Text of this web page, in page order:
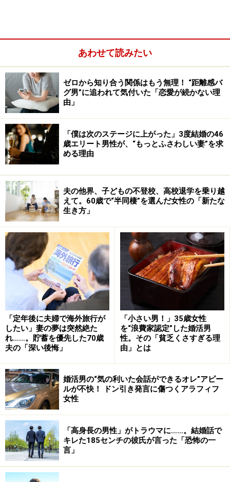
が……。
母と妹は、「身勝手で、家事もできないい
いかげんな人間」
――マユさんは、実家にお住まいなんですよね。
マユ：ええ。5年前に父が亡くなって、今は母と妹と3人
で住んでいます。妹は1回結婚したんだけど、3年足らず
で戻ってきまして。片づけひとつできないから、離婚さ
れて当然なんですけどね。
――辛辣ですね。
マユ：母も妹もいいかげんなんですよ。家ではいつも私
が怒っている状態。
――いいかげんって、どういうふうに……？
マユ：私は仕事が忙しいので、基本的に家事は母がやっ
ているんですが、家の中は片付いていないし、最近、体
あわせて読みたい
ゼロから知り合う関係はもう無理！ “距離感バ
グ男”に追われて気付いた「恋愛が続かない理
由」
「僕は次のステージに上がった」3度結婚の46
歳エリート男性が、“もっとふさわしい妻”を求
める理由
夫の他界、子どもの不登校、高校退学を乗り越
えて。60歳で“半同棲”を選んだ女性の「新たな
生き方」
「定年後に夫婦で海外旅行が
したい」妻の夢は突然絶た
れ……。貯蓄を優先した70歳
夫の「深い後悔」
「小さい男！」35歳女性
を“浪費家認定”した婚活男
性。その「貧乏くさすぎる理
由」とは
婚活男の“気の利いた会話ができるオレ”アピー
ルが不快！ ドン引き発言に傷つくアラフィフ
女性
「高身長の男性」がトラウマに……。結婚話で
キレた185センチの彼氏が言った「恐怖の一
言」